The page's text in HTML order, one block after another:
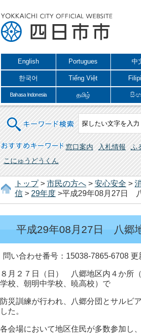
English Portugues 中
한국어 Tiếng Việt
Bahasa Indonesia தமிழ்
キーワード検索
おすすめキーワード 窓口案内 入札情報
ふ
こにゅうどうくん
トップ> 市民の方へ > 安心安全 >
信 > 29年度 >平成29年08月27日
平成29年08月27日 八郷
問い合わせ番号：15038-7865-6708 更
８月２７日（日） 八郷地区内４か所
学校、朝明中学校、暁高校）で
防災訓練が行われ、八郷分団とサルビ
した。
各会場において地区住民が多数参加し